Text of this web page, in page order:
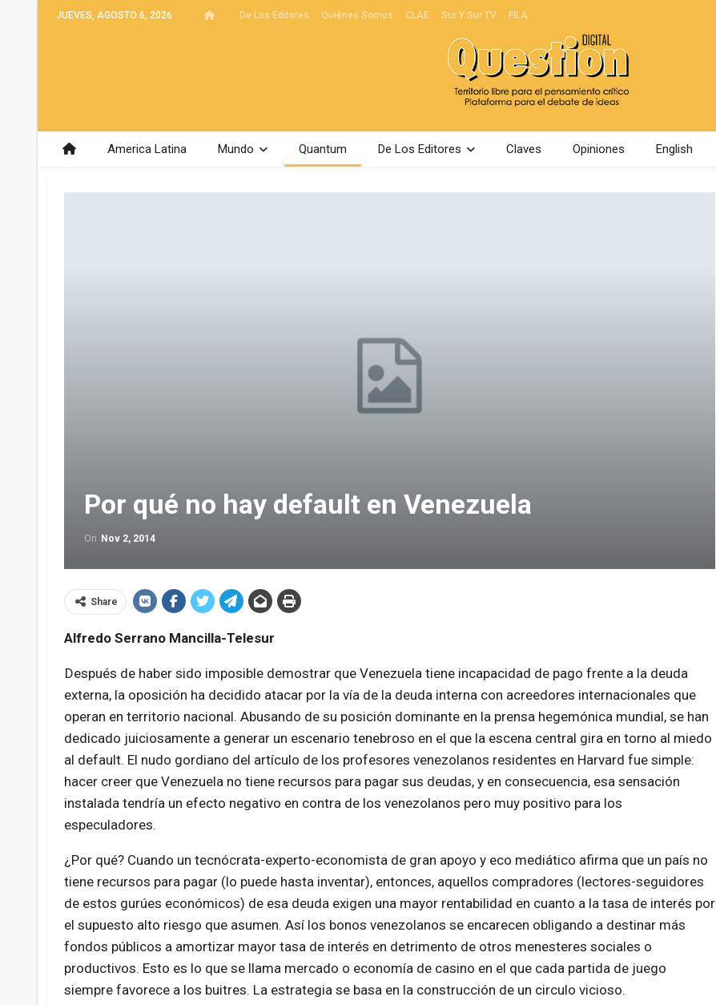
JUEVES, AGOSTO 6, 2026 De Los Editores Quiénes Somos CLAE Sur Y Sur TV FILA
America Latina Mundo Quantum De Los Editores Claves Opiniones English
Por qué no hay default en Venezuela
On Nov 2, 2014
Share
Alfredo Serrano Mancilla-Telesur
Después de haber sido imposible demostrar que Venezuela tiene incapacidad de pago frente a la deuda
externa, la oposición ha decidido atacar por la vía de la deuda interna con acreedores internacionales que
operan en territorio nacional. Abusando de su posición dominante en la prensa hegemónica mundial, se han
dedicado juiciosamente a generar un escenario tenebroso en el que la escena central gira en torno al miedo
al default. El nudo gordiano del artículo de los profesores venezolanos residentes en Harvard fue simple:
hacer creer que Venezuela no tiene recursos para pagar sus deudas, y en consecuencia, esa sensación
instalada tendría un efecto negativo en contra de los venezolanos pero muy positivo para los
especuladores.
¿Por qué? Cuando un tecnócrata-experto-economista de gran apoyo y eco mediático afirma que un país no
tiene recursos para pagar (lo puede hasta inventar), entonces, aquellos compradores (lectores-seguidores
de estos gurúes económicos) de esa deuda exigen una mayor rentabilidad en cuanto a la tasa de interés por
el supuesto alto riesgo que asumen. Así los bonos venezolanos se encarecen obligando a destinar más
fondos públicos a amortizar mayor tasa de interés en detrimento de otros menesteres sociales o
productivos. Esto es lo que se llama mercado o economía de casino en el que cada partida de juego
siempre favorece a los buitres. La estrategia se basa en la construcción de un circulo vicioso.